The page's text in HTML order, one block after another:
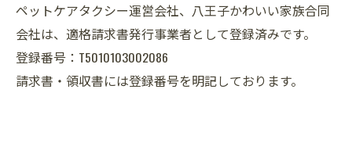
ペットケアタクシー運営会社、八王子かわいい家族合同
会社は、適格請求書発行事業者として登録済みです。
登録番号：T5010103002086
請求書・領収書には登録番号を明記しております。